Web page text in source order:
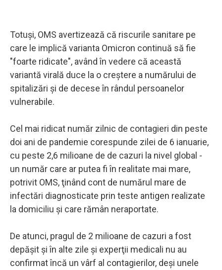
Totuşi, OMS avertizează că riscurile sanitare pe
care le implică varianta Omicron continuă să fie
"foarte ridicate", având în vedere că această
variantă virală duce la o creştere a numărului de
spitalizări şi de decese în rândul persoanelor
vulnerabile.
Cel mai ridicat număr zilnic de contagieri din peste
doi ani de pandemie corespunde zilei de 6 ianuarie,
cu peste 2,6 milioane de de cazuri la nivel global -
un număr care ar putea fi în realitate mai mare,
potrivit OMS, ţinând cont de numărul mare de
infectări diagnosticate prin teste antigen realizate
la domiciliu şi care rămân neraportate.
De atunci, pragul de 2 milioane de cazuri a fost
depăşit şi în alte zile şi experţii medicali nu au
confirmat încă un vârf al contagierilor, deşi unele